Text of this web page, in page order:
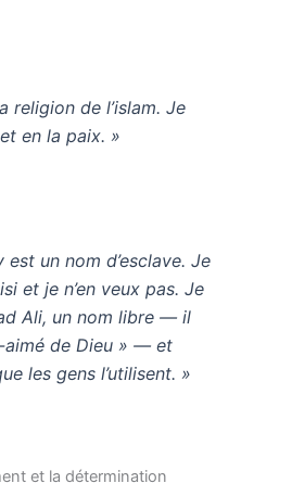
religion de l’islam. Je
en la paix. »
est un nom d’esclave. Je
et je n’en veux pas. Je
Ali, un nom libre — il
aimé de Dieu » — et
les gens l’utilisent. »
et la détermination